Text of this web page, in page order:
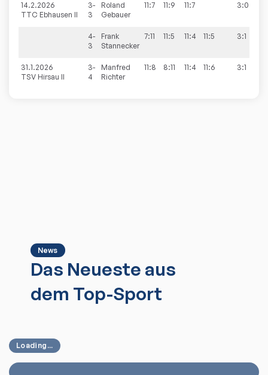
14.2.2026
TTC Ebhausen II
3-
3
Roland
Gebauer
11:7 11:9 11:7 3:0
4-
3
Frank
Stannecker
7:11 11:5 11:4 11:5 3:1
31.1.2026
TSV Hirsau II
3-
4
Manfred
Richter
11:8 8:11 11:4 11:6 3:1
News
Das Neueste aus
dem Top-Sport
Loading...